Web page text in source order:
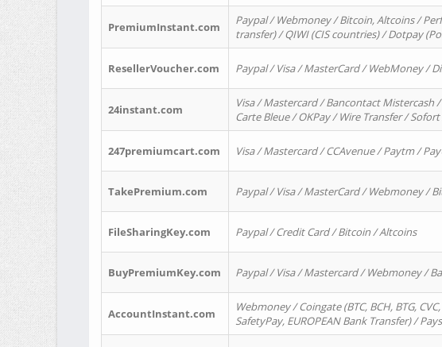
PremiumInstant.com
Paypal / Webmoney / Bitcoin, Altcoins /
transfer) / QIWI (CIS countries) / Dotpay
ResellerVoucher.com Paypal / Visa / MasterCard / WebMoney /
24instant.com
Visa / Mastercard / Bancontact Mistercash
Carte Bleue / OKPay / Wire Transfer /
247premiumcart.com Visa / Mastercard / CCAvenue / Paytm /
TakePremium.com Paypal / Visa / MasterCard / Webmoney /
FileSharingKey.com Paypal / Credit Card / Bitcoin / Altcoins
BuyPremiumKey.com Paypal / Visa / Mastercard / Webmoney /
AccountInstant.com
Webmoney / Coingate (BTC, BCH, BTG,
SafetyPay, EUROPEAN Bank Transfer) /